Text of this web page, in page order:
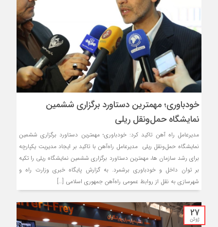
خودباوری؛ مهمترین دستاورد برگزاری ششمین
نمایشگاه حمل‌و‌نقل ریلی
مدیرعامل راه آهن تاکید کرد: خودباوری؛ مهمترین دستاورد برگزاری ششمین
نمایشگاه حمل‌و‌نقل ریلی مدیرعامل راه‌آهن با تاکید بر ایجاد مدیریت یکپارچه
برای رشد سازمان ها، مهمترین دستاورد برگزاری ششمین نمایشگاه ریلی را تکیه
بر توان داخل و خودباوری برشمرد. به گزارش پایگاه خبری وزارت راه و
شهرسازی به نقل از روابط عمومی راه‌آهن جمهوری اسلامی […]
27
ژوئن